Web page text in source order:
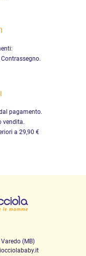
pagamento.
vendita.
a 29,90 €
(MB)